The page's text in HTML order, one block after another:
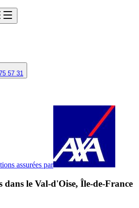
57 31
assurées par
dans le Val-d'Oise, Île-de-France